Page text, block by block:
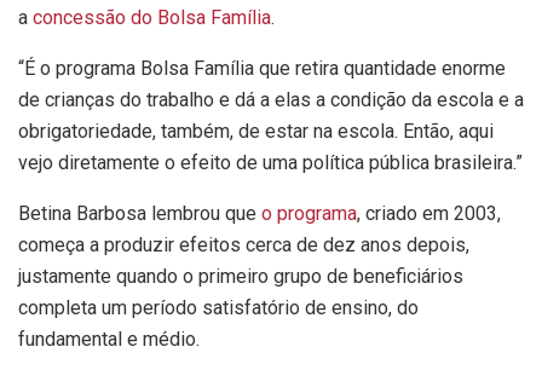
a concessão do Bolsa Família.
“É o programa Bolsa Família que retira quantidade enorme
de crianças do trabalho e dá a elas a condição da escola e a
obrigatoriedade, também, de estar na escola. Então, aqui
vejo diretamente o efeito de uma política pública brasileira.”
Betina Barbosa lembrou que o programa, criado em 2003,
começa a produzir efeitos cerca de dez anos depois,
justamente quando o primeiro grupo de beneficiários
completa um período satisfatório de ensino, do
fundamental e médio.